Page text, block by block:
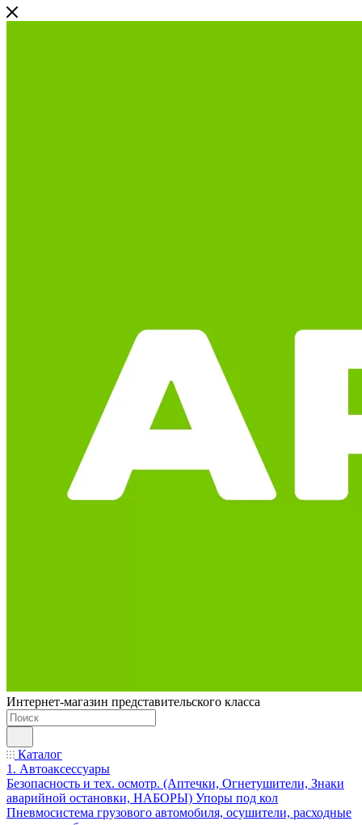
Интернет-магазин представительского класса
Каталог
1. Автоаксессуары
Безопасность и тех. осмотр. (Аптечки, Огнетушители, Знаки
аварийной остановки, НАБОРЫ) Упоры под кол
Пневмосистема грузового автомобиля, осушители, расходные